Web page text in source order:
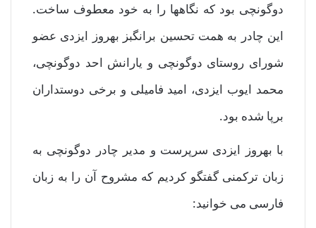
دوگونچی بود که نگاهها را به خود معطوف ساخت.
این چادر به همت تحسین برانگبز بهروز ایزدی عضو
شورای روستای دوگونچی و یارانش احد دوگونچی،
محمد ایوب ایزدی، امید فامیلی و برخی دوستداران
برپا شده بود.
با بهروز ایزدی سرپرست و مدیر چادر دوگونچی به
زبان ترکمنی گفتگو کردیم که مشروح آن را به زبان
فارسی می خوانید: